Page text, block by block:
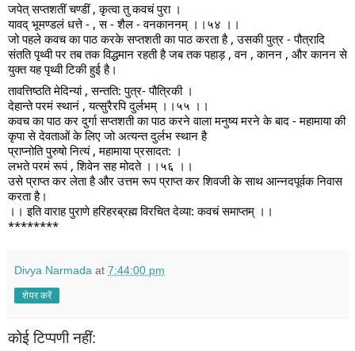
जपेत् सप्तशतीं चण्डीं , कृत्वा तु कवचं पुरा ।
यावद् भूमण्डलं धत्ते - , स - शैल - वनकाननम् ।।५४ ।।
जो पहले कवच का पाठ करके सप्तशती का पाठ करता है , उसकी पुत्र - पौत्रादि
संतति पृथ्वी पर तब तक विद्धमान रहती है जब तक पहाड़ , वन , कानन , और कानन से
युक्त यह पृथ्वी टिकी हुई है।
तावत्तिष्ठति मेदिन्यां , सन्तति: पुत्र- पौत्रिकी ।
देहान्ते परमं स्थानं , यत्सुरैरपि दुर्लभम् ।।५५ ।।
कवच का पाठ कर दुर्गा सप्तशती का पाठ करने वाला मनुष्य मरने के बाद - महामाया की
कृपा से देवताओं के लिए जो अत्यन्त दुर्लभ स्थान है
प्राप्नोति पुरुषो नित्यं , महामाया प्रसादत: ।
लभते परमं रूपं , शिवेन सह मोदते ।।५६ ।।
उसे प्राप्त कर लेता है और उत्तम रूप प्राप्त कर शिवजी के साथ आन्नदपूर्वक निवास
करता है।
।। इति वाराह पुराणे हरिहरब्रह्म विरचित देव्या: कवचं समाप्तम् ।।
********
Divya Narmada at 7:44:00 pm
शेयर करें
कोई टिप्पणी नहीं: